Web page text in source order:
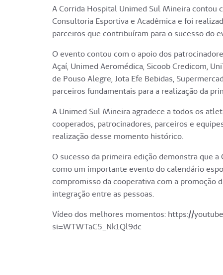
A Corrida Hospital Unimed Sul Mineira contou
Consultoria Esportiva e Acadêmica e foi
parceiros que contribuíram para o sucesso do
O evento contou com o apoio dos
Açaí, Unimed Aeromédica, Sicoob Credicom,
de Pouso Alegre, Jota Efe Bebidas,
parceiros fundamentais para a realização da
A Unimed Sul Mineira agradece a todos os
cooperados, patrocinadores, parceiros e
realização desse momento histórico.
O sucesso da primeira edição demonstra que
como um importante evento do calendário
compromisso da cooperativa com a promoção
integração entre as pessoas.
Vídeo dos melhores momentos: https://
si=WTWTaC5_Nk1Ql9dc